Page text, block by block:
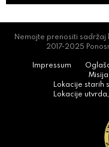
Nemojte prenositi
2017-2025
Impressum
Lokacije starih
Lokacije